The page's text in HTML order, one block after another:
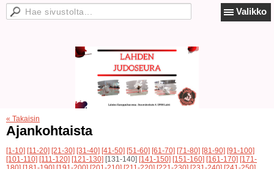
Valikko
« Takaisin
Ajankohtaista
[1-10] [11-20] [21-30] [31-40] [41-50] [51-60] [61-70] [71-80] [81-90] [91-100]
[101-110] [111-120] [121-130] [131-140] [141-150] [151-160] [161-170] [171-